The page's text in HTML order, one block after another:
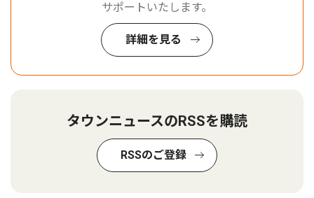
サポートいたします。
詳細を見る
タウンニュースのRSSを購読
RSSのご登録